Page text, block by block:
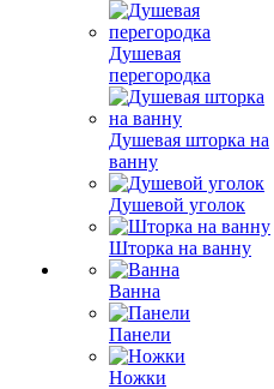
Душевая
перегородка
Душевая шторка на
ванну
Душевой уголок
Шторка на ванну
Ванна
Панели
Ножки